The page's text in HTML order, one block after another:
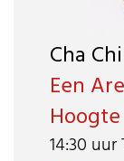
Cha
Een
Hoogte
14:30